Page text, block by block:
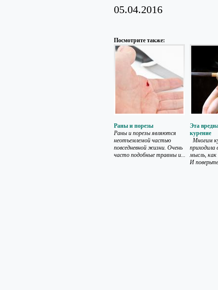
05.04.2016
Посмотрите также:
Раны и порезы
Раны и порезы являются
неотъемлемой частью
повседневной жизни. Очень
часто подобные травмы и...
Эта
курение
Многим
приходила
мысль,
И